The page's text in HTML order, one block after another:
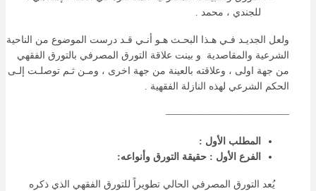
للجندي ، محمد .
ولعل الجديـد فـي هـذا البحـث هـو أنـي قـد درست الموضوع من الناحية
الشرعية والمقاصدية و بينت علاقة التورق المصرفي بالتورق الفقهي
من جهة اولى ، وعلاقته بالعينة من جهة اخرى ، ومـن ثـم توصلـت إلـى
الحكم الشرعي لهذه النازلة الفقهية .
————————————–
المطلب الأول :
الفرع الأول : حقيقة التورق وأنواعه:
يُعد التورق المصرفي الحالي تطويراً للتورق الفقهي الذي ذكره